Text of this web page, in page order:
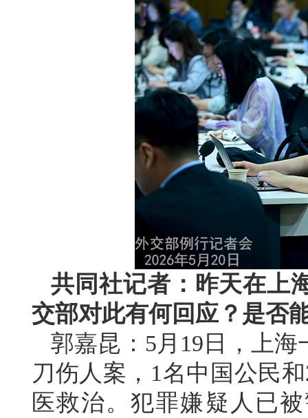
共同社记者：昨天在上
交部对此有何回应？是否
郭嘉昆：5月19日，上
刀伤人案，1名中国公民
医救治。犯罪嫌疑人已